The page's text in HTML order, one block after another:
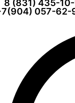
8 (831) 435-
057-62-